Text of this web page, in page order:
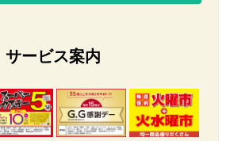
サービス案内